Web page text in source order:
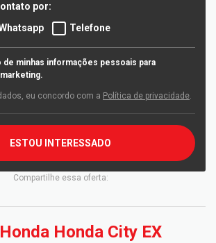
por:
Telefone
minhas informações pessoais para
eu concordo com a Política de privacidade.
ESTOU INTERESSADO
Compartilhe essa oferta:
Honda Honda City EX